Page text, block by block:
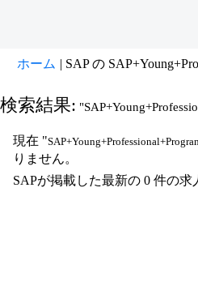
ホーム | SAP の
検索結果:
現在 "
りません。
SAPが掲載した最新の 0 件の求